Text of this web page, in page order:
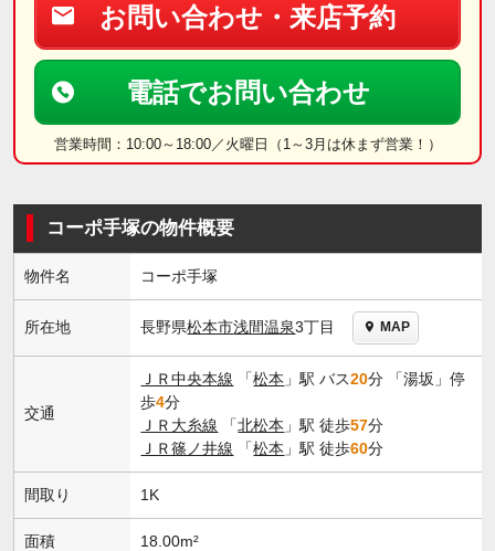
お問い合わせ・来店予約
電話でお問い合わせ
営業時間：10:00～18:00／火曜日（1～3月は休まず営業！）
コーポ手塚の物件概要
物件名 コーポ手塚
所在地 長野県松本市浅間温泉3丁目 MAP
交通
ＪＲ中央本線 「松本 」駅 バス20分 「湯坂」停
歩4分
ＪＲ大糸線 「北松本 」駅 徒歩57分
ＪＲ篠ノ井線 「松本 」駅 徒歩60分
間取り 1K
面積 18.00m²